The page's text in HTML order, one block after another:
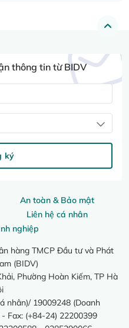
An toàn & Bảo mật
Liên hệ cá nhân
nghiệp
hàng TMCP Đầu tư và Phát
(BIDV)
Phường Hoàn Kiếm, TP Hà
nhân)/ 19009248 (Doanh
Fax: (+84-24) 22200399
thông tin từ BIDV
ký